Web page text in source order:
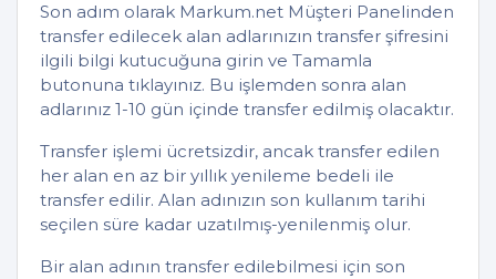
Son adım olarak Markum.net Müşteri Panelinden
transfer edilecek alan adlarınızın transfer şifresini
ilgili bilgi kutucuğuna girin ve Tamamla
butonuna tıklayınız. Bu işlemden sonra alan
adlarınız 1-10 gün içinde transfer edilmiş olacaktır.
Transfer işlemi ücretsizdir, ancak transfer edilen
her alan en az bir yıllık yenileme bedeli ile
transfer edilir. Alan adınızın son kullanım tarihi
seçilen süre kadar uzatılmış-yenilenmiş olur.
Bir alan adının transfer edilebilmesi için son